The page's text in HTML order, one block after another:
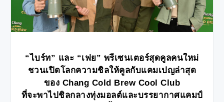
“ไบร์ท” และ “เฟย” พรีเซนเตอร์สุดคูลคนใหม่
ชวนเปิดโลกความชิลให้คูลกับแคมเปญล่าสุด
ของ Chang Cold Brew Cool Club
ที่จะพาไปชิลกลางทุ่งมอลต์และบรรยากาศแคมป์